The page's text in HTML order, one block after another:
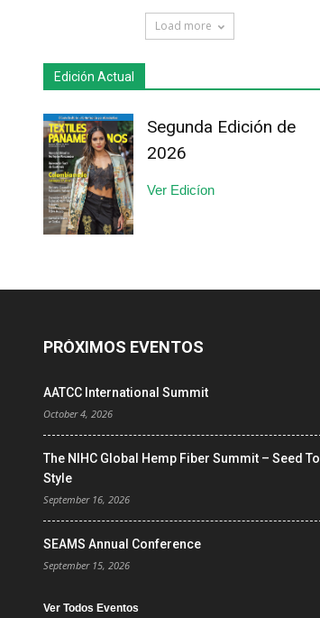
Load more
Edición Actual
Segunda Edición de
2026
Ver Edicíon
PRÓXIMOS EVENTOS
AATCC International Summit
October 4, 2026
The NIHC Global Hemp Fiber Summit – Seed To
Style
September 16, 2026
SEAMS Annual Conference
September 15, 2026
Ver Todos Eventos